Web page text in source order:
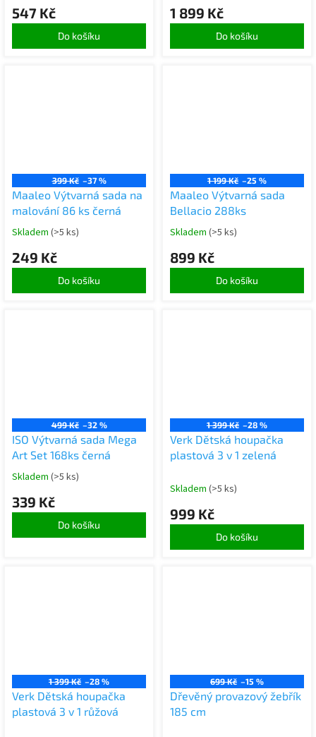
547 Kč
Do košíku
1 899 Kč
Do košíku
399 Kč –37 %
Maaleo Výtvarná sada na
malování 86 ks černá
Skladem (>5 ks)
249 Kč
Do košíku
1 199 Kč –25 %
Maaleo Výtvarná sada
Bellacio 288ks
Skladem (>5 ks)
899 Kč
Do košíku
499 Kč –32 %
ISO Výtvarná sada Mega
Art Set 168ks černá
Skladem (>5 ks)
339 Kč
Do košíku
1 399 Kč –28 %
Verk Dětská houpačka
plastová 3 v 1 zelená
Skladem (>5 ks)
999 Kč
Do košíku
1 399 Kč –28 %
Verk Dětská houpačka
plastová 3 v 1 růžová
699 Kč –15 %
Dřevěný provazový žebřík
185 cm